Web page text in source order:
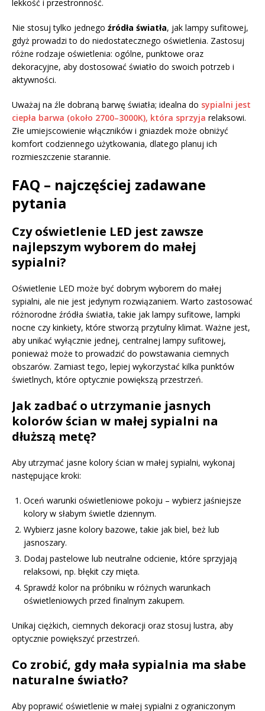
lekkość i przestronność.
Nie stosuj tylko jednego źródła światła, jak lampy sufitowej,
gdyż prowadzi to do niedostatecznego oświetlenia. Zastosuj
różne rodzaje oświetlenia: ogólne, punktowe oraz
dekoracyjne, aby dostosować światło do swoich potrzeb i
aktywności.
Uważaj na źle dobraną barwę światła; idealna do sypialni jest
ciepła barwa (około 2700–3000K), która sprzyja relaksowi.
Złe umiejscowienie włączników i gniazdek może obniżyć
komfort codziennego użytkowania, dlatego planuj ich
rozmieszczenie starannie.
FAQ – najczęściej zadawane
pytania
Czy oświetlenie LED jest zawsze
najlepszym wyborem do małej
sypialni?
Oświetlenie LED może być dobrym wyborem do małej
sypialni, ale nie jest jedynym rozwiązaniem. Warto zastosować
różnorodne źródła światła, takie jak lampy sufitowe, lampki
nocne czy kinkiety, które stworzą przytulny klimat. Ważne jest,
aby unikać wyłącznie jednej, centralnej lampy sufitowej,
ponieważ może to prowadzić do powstawania ciemnych
obszarów. Zamiast tego, lepiej wykorzystać kilka punktów
świetlnych, które optycznie powiększą przestrzeń.
Jak zadbać o utrzymanie jasnych
kolorów ścian w małej sypialni na
dłuższą metę?
Aby utrzymać jasne kolory ścian w małej sypialni, wykonaj
następujące kroki:
Oceń warunki oświetleniowe pokoju – wybierz jaśniejsze
kolory w słabym świetle dziennym.
Wybierz jasne kolory bazowe, takie jak biel, beż lub
jasnoszary.
Dodaj pastelowe lub neutralne odcienie, które sprzyjają
relaksowi, np. błękit czy mięta.
Sprawdź kolor na próbniku w różnych warunkach
oświetleniowych przed finalnym zakupem.
Unikaj ciężkich, ciemnych dekoracji oraz stosuj lustra, aby
optycznie powiększyć przestrzeń.
Co zrobić, gdy mała sypialnia ma słabe
naturalne światło?
Aby poprawić oświetlenie w małej sypialni z ograniczonym